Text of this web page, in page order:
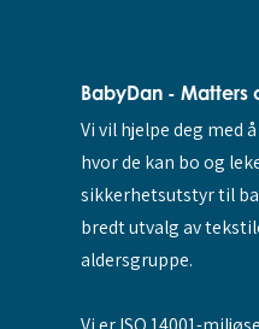
BabyDan - Matters
Vi vil hjelpe deg med
hvor de kan bo og
sikkerhetsutstyr til
bredt utvalg av
aldersgruppe.